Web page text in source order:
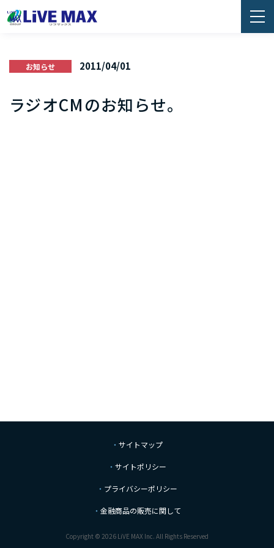
お知らせ 2011/04/01
ラジオCMのお知らせ。
サイトマップ
サイトポリシー
プライバシーポリシー
金融商品の販売に関して
Copyright © 2026 LiVE MAX Inc. All Rights Reserved